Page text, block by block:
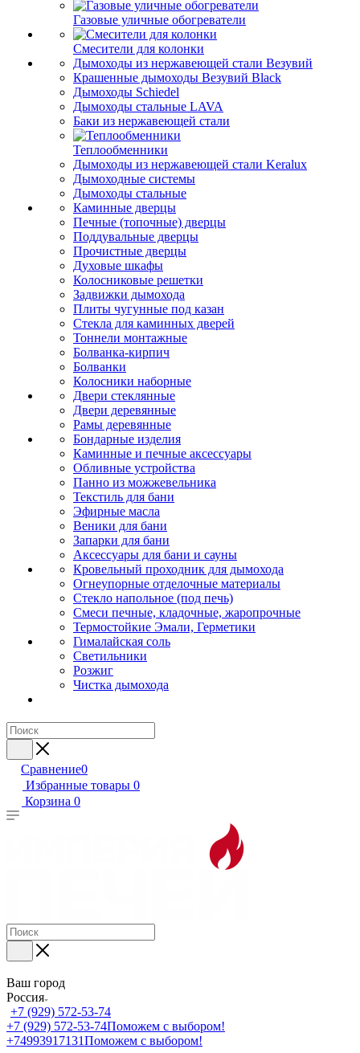
Газовые уличные обогреватели
Смесители для колонки
Дымоходы из нержавеющей стали Везувий
Крашенные дымоходы Везувий Black
Дымоходы Schiedel
Дымоходы стальные LAVA
Баки из нержавеющей стали
Теплообменники
Дымоходы из нержавеющей стали Keralux
Дымоходные системы
Дымоходы стальные
Каминные дверцы
Печные (топочные) дверцы
Поддувальные дверцы
Прочистные дверцы
Духовые шкафы
Колосниковые решетки
Задвижки дымохода
Плиты чугунные под казан
Стекла для каминных дверей
Тоннели монтажные
Болванка-кирпич
Болванки
Колосники наборные
Двери стеклянные
Двери деревянные
Рамы деревянные
Бондарные изделия
Каминные и печные аксессуары
Обливные устройства
Панно из можжевельника
Текстиль для бани
Эфирные масла
Веники для бани
Запарки для бани
Аксессуары для бани и сауны
Кровельный проходник для дымохода
Огнеупорные отделочные материалы
Стекло напольное (под печь)
Смеси печные, кладочные, жаропрочные
Термостойкие Эмали, Герметики
Гималайская соль
Светильники
Розжиг
Чистка дымохода
Сравнение0
Избранные товары 0
Корзина 0
Ваш город
Россия
+7 (929) 572-53-74
+7 (929) 572-53-74Поможем с выбором!
+74993917131Поможем с выбором!